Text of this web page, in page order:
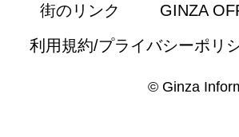
街のリンク
GINZA
利用規約/プライバシーポリ
© Ginza